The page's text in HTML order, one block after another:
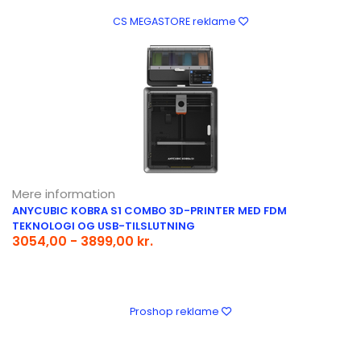
CS MEGASTORE reklame
Mere information
ANYCUBIC KOBRA S1 COMBO 3D-PRINTER MED FDM
TEKNOLOGI OG USB-TILSLUTNING
3054,00 - 3899,00 kr.
Proshop reklame